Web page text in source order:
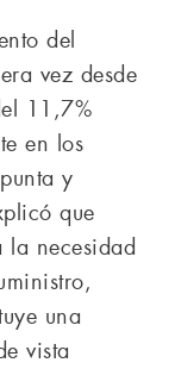
del
vez desde
11,7%
en los
y
que
la necesidad
una
vista